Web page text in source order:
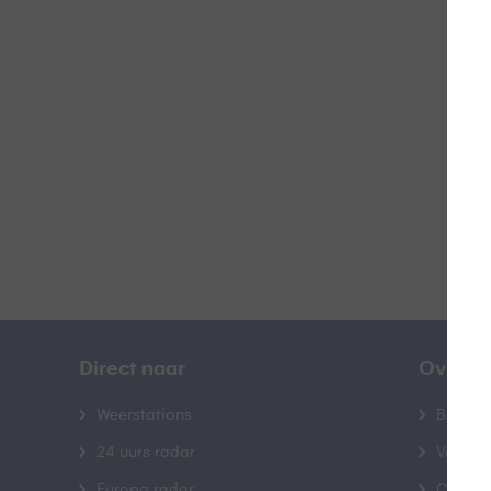
Direct naar
Weerstations
24 uurs radar
Over